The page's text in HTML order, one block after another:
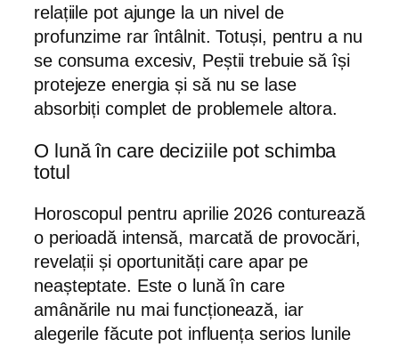
relațiile pot ajunge la un nivel de
profunzime rar întâlnit. Totuși, pentru a nu
se consuma excesiv, Peștii trebuie să își
protejeze energia și să nu se lase
absorbiți complet de problemele altora.
O lună în care deciziile pot schimba
totul
Horoscopul pentru aprilie 2026 conturează
o perioadă intensă, marcată de provocări,
revelații și oportunități care apar pe
neașteptate. Este o lună în care
amânările nu mai funcționează, iar
alegerile făcute pot influența serios lunile